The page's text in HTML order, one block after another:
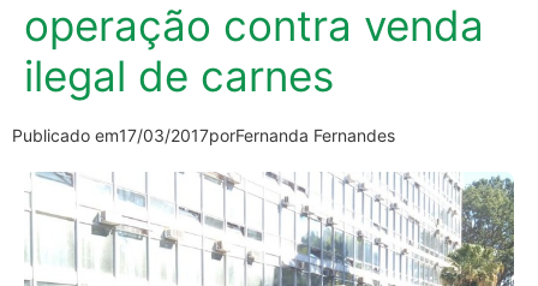
operação contra venda
ilegal de carnes
Publicado em17/03/2017porFernanda Fernandes